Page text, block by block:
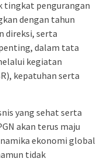
tingkat pengurangan
dengan tahun
direksi, serta
dalam tata
kegiatan
kepatuhan serta
yang sehat serta
akan terus maju
ekonomi global
tidak